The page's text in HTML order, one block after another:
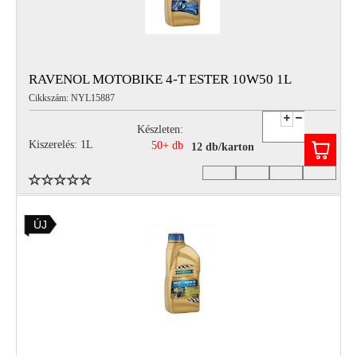
Hétfőtől – Péntekig, 8.00 – 17.00-ig
(ebédidő 12.00-12.30 között)
RAVENOL MOTOBIKE 4-T ESTER 10W50 1L
Cikkszám: NYL15887
Kiszerelés: 1L
Készleten:
50+ db
12 db/karton
ÚJ